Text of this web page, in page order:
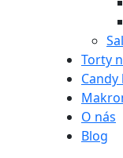
Torty
Candy
O nás
Blog